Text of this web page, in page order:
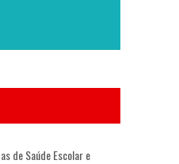
de Saúde Escolar e